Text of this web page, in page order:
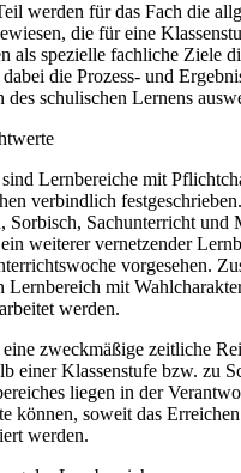
werden für das Fach die
die für eine
als spezielle fachliche Ziele
die Prozess- und
des schulischen Lernens
Lernbereiche mit
verbindlich
Sorbisch, Sachunterricht und
weiterer vernetzender
vorgesehen.
Lernbereich mit
werden.
zweckmäßige zeitliche
einer Klassenstufe bzw. zu
liegen in der
können, soweit das
werden.